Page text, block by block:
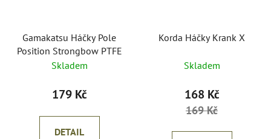
Gamakatsu Háčky Pole
Position Strongbow PTFE
Skladem
179 Kč
DETAIL
Korda Háčky Krank X
Skladem
168 Kč
169 Kč